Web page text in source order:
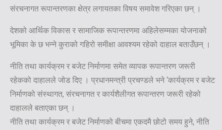
संरचनागत रूपान्तरणका क्षेत्र लगायतका विषय समावेश गरिएका छन् ।
देशको आर्थिक विकास र सामाजिक रूपान्तरणमा अहिलेसम्मका योजनाको
भूमिका के छ भन्ने कुराको गहिरो समीक्षा आवश्यम रहेको दाहाल बताउँछन् ।
नीति तथा कार्यक्रम र बजेट निर्माणमा समेत व्यापक रूपान्तरण जरूरी
रहेकको दाहालले जोड दिए । प्रधानमन्त्री प्रचण्डले भने ‘कार्यक्रम र बजेट
निर्माणको संस्थागत, संरचनागत र कार्यशैलीगत रूपान्तरण जरूरी रहेको
दाहालले बताएका छन् ।
नीति तथा कार्यक्रम र बजेट निर्माणको बीचमा एकदमै छोटो समय हुने, नीति